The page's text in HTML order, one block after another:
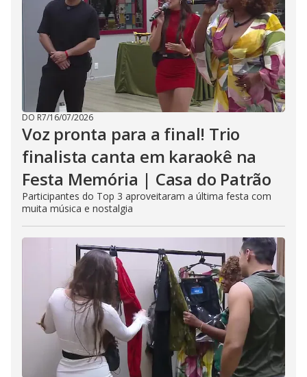
DO R7/16/07/2026
Voz pronta para a final! Trio
finalista canta em karaokê na
Festa Memória | Casa do Patrão
Participantes do Top 3 aproveitaram a última festa com
muita música e nostalgia